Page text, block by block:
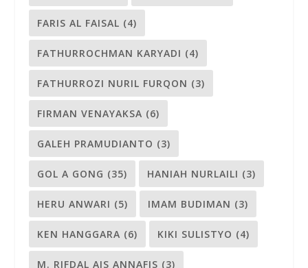
FARIS AL FAISAL (4)
FATHURROCHMAN KARYADI (4)
FATHURROZI NURIL FURQON (3)
FIRMAN VENAYAKSA (6)
GALEH PRAMUDIANTO (3)
GOL A GONG (35) HANIAH NURLAILI (3)
HERU ANWARI (5) IMAM BUDIMAN (3)
KEN HANGGARA (6) KIKI SULISTYO (4)
M. RIFDAL AIS ANNAFIS (3)